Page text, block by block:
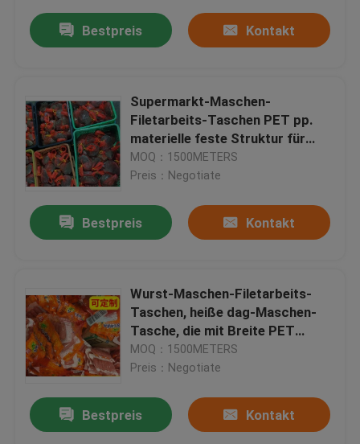
Produkte
Über uns
Fabrik-Ausflug
Bestpreis Kontakt
Supermarkt-Maschen-
Filetarbeits-Taschen PET pp.
materielle feste Struktur für
weichschalige Schildkröte
MOQ：1500METERS
Preis：Negotiate
Bestpreis Kontakt
Wurst-Maschen-Filetarbeits-
Taschen, heiße dag-Maschen-
Tasche, die mit Breite PET
Material-4.5cm verpackt
MOQ：1500METERS
Preis：Negotiate
Bestpreis Kontakt